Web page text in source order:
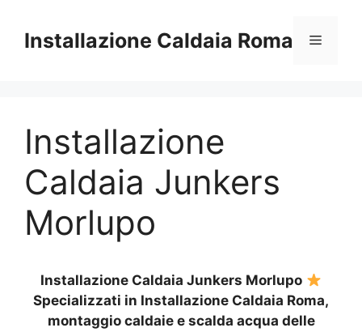
contenuto
Installazione Caldaia Roma Menu
Installazione
Caldaia Junkers
Morlupo
Installazione Caldaia Junkers Morlupo
Specializzati in Installazione Caldaia Roma,
montaggio caldaie e scalda acqua delle